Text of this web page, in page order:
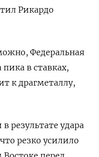
Рикардо
Федеральная
в ставках,
к драгметаллу,
результате удара
резко усилило